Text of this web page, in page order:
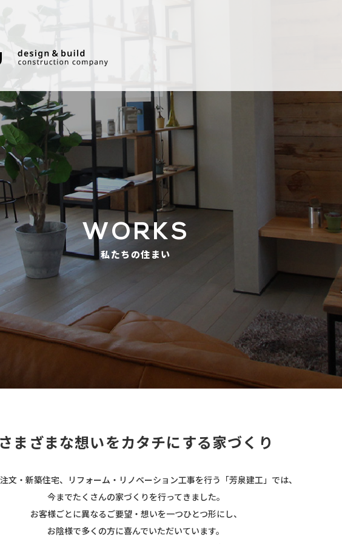
WORKS
私たちの住まい
まざまな想いをカタチにする家づくり
文・新築住宅、リフォーム・リノベーション工事を行う「芳泉建工」では、
今までたくさんの家づくりを行ってきました。
お客様ごとに異なるご要望・想いを一つひとつ形にし、
お陰様で多くの方に喜んでいただいています。